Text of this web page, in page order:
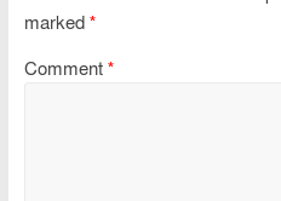
marked *
Comment *